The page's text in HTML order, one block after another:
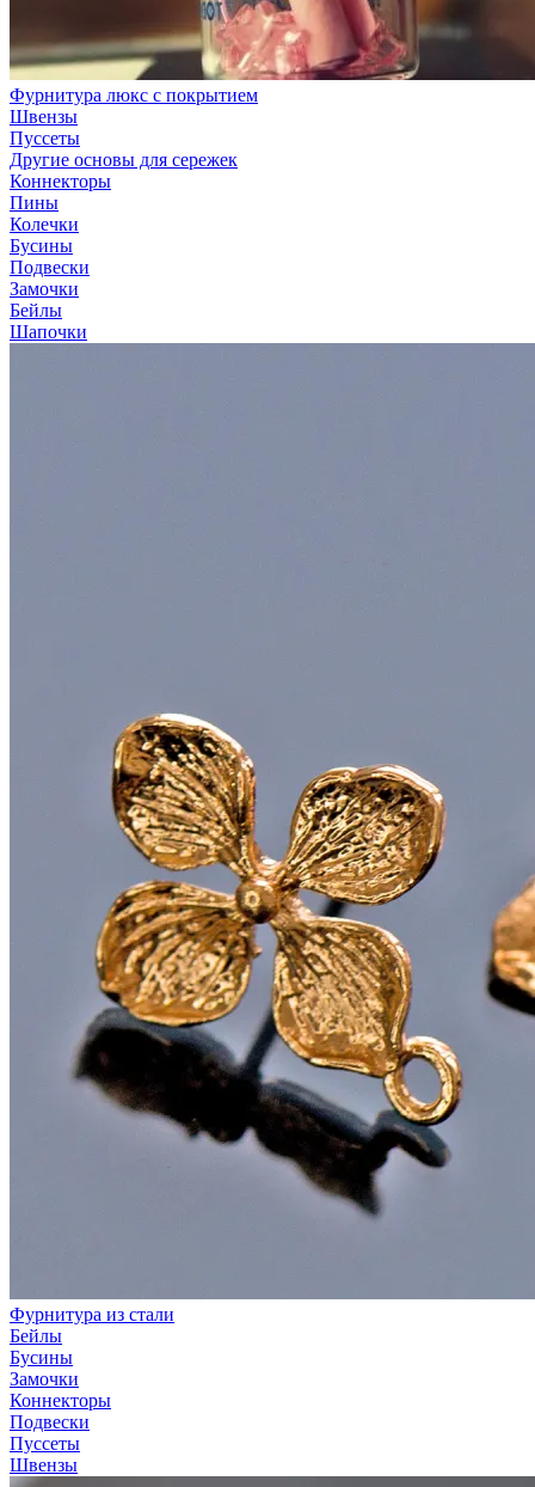
Фурнитура люкс с покрытием
Швензы
Пуссеты
Другие основы для сережек
Коннекторы
Пины
Колечки
Бусины
Подвески
Замочки
Бейлы
Шапочки
Фурнитура из стали
Бейлы
Бусины
Замочки
Коннекторы
Подвески
Пуссеты
Швензы